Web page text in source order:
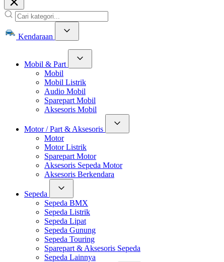
Kendaraan
Mobil & Part
Mobil
Mobil Listrik
Audio Mobil
Sparepart Mobil
Aksesoris Mobil
Motor / Part & Aksesoris
Motor
Motor Listrik
Sparepart Motor
Aksesoris Sepeda Motor
Aksesoris Berkendara
Sepeda
Sepeda BMX
Sepeda Listrik
Sepeda Lipat
Sepeda Gunung
Sepeda Touring
Sparepart & Aksesoris Sepeda
Sepeda Lainnya